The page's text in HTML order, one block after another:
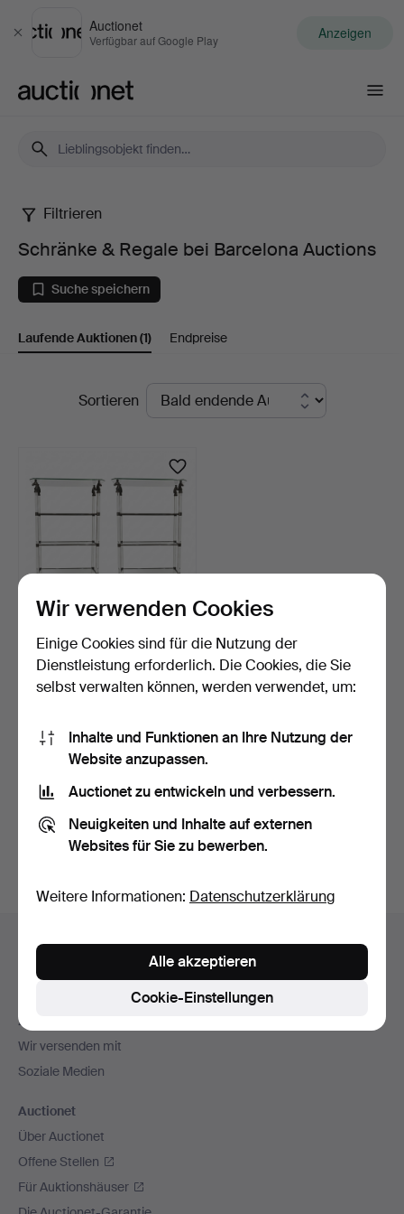
Schließen
Auctionet
Verfügbar auf Google Play Anzeigen
Schränke
Regale
bei
Barcelona
Filtrieren
Schränke & Regale bei Barcelona Auctions
Suche speichern
Laufende Auktionen(1) Endpreise
LaufendeSortieren
Paar Regale aus Glas,
Acrylglas und Pferde…
Suche speichern
Archiv
suchen.
Navigation
Hilfe und Kontakt
Kontakt mit dem Support aufnehmen
Zahlungsweisen
Wir versenden mit
Soziale Medien
Auctionet
Über Auctionet
Offene Stellen
Für Auktionshäuser
Wir verwenden Cookies
Einige Cookies sind für die Nutzung der
Dienstleistung erforderlich. Die Cookies, die Sie
selbst verwalten können, werden verwendet, um:
Inhalte und Funktionen an Ihre Nutzung der
Website anzupassen.
Auctionet zu entwickeln und verbessern.
Neuigkeiten und Inhalte auf externen
Websites für Sie zu bewerben.
Weitere Informationen: Datenschutzerklärung
Cookie-Einstellungen
Alle akzeptieren